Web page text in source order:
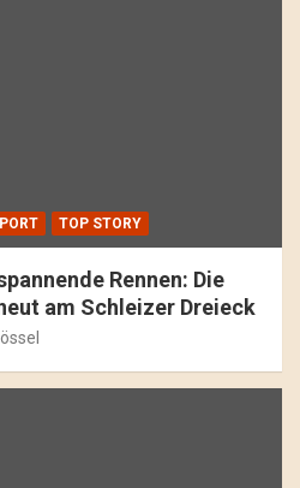
TOP STORY
Rennen: Die
am Schleizer Dreieck